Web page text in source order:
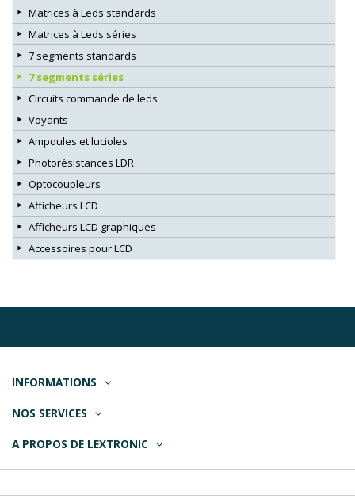
Matrices à Leds standards
Matrices à Leds séries
7 segments standards
7 segments séries
Circuits commande de leds
Voyants
Ampoules et lucioles
Photorésistances LDR
Optocoupleurs
Afficheurs LCD
Afficheurs LCD graphiques
Accessoires pour LCD
INFORMATIONS
NOS SERVICES
A PROPOS DE LEXTRONIC